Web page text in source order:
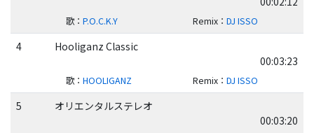
歌： P.O.C.K.Y Remix： DJ ISSO
4
Hooliganz Classic
00:03:23
歌： HOOLIGANZ Remix： DJ ISSO
5
オリエンタルステレオ
00:03:20